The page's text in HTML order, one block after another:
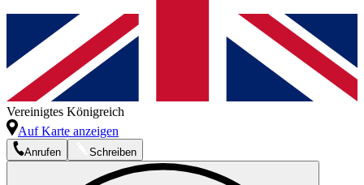
Vereinigtes Königreich
Auf Karte anzeigen
Anrufen Schreiben